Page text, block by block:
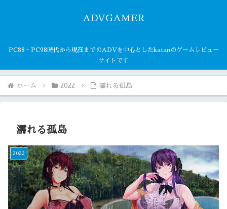
ADVGAMER
PC88・PC98時代から現在までのADVを中心としたkatanのゲームレビュー
サイトです
ホーム 2022 濡れる孤島
濡れる孤島
2022